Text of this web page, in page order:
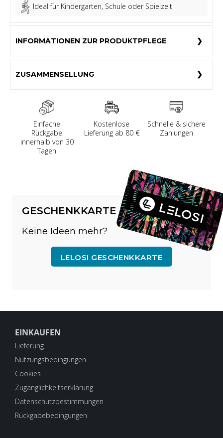
Ideal für Kindergarten, Schule oder Spielzeit
INFORMATIONEN ZUR PRODUKTPFLEGE
ZUSAMMENSELLUNG
Einfache
Rückgabe
innerhalb von 30
Tagen
Kostenlose
Lieferung ab 80 €
Schnelle & sichere
Zahlungen
GESCHENKKARTE
Keine Ideen mehr?
LELOSI GESCHENKKARTE
EINKAUFEN
Lieferung
Nutzungsbedingungen
Cookies
Zugänglichkeitserklärung
Datenschutzbestimmungen
Rückgabebedingungen